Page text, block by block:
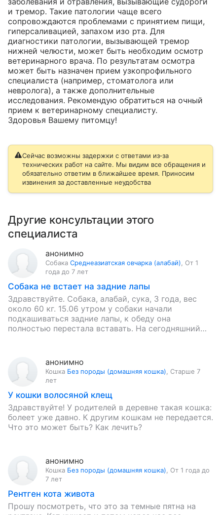
и тремор. Такие патологии чаще всего
сопровождаются проблемами с принятием пищи,
гиперсаливацией, запахом изо рта. Для
диагностики патологии, вызывающей тремор
нижней челюсти, может быть необходим осмотр
ветеринарного врача. По результатам осмотра
может быть назначен прием узкопрофильного
специалиста (например, стоматолога или
невролога), а также дополнительные
исследования. Рекомендую обратиться на очный
прием к ветеринарному специалисту.
Здоровья Вашему питомцу!
Сейчас возможны задержки с ответами из‑за
технических работ на сайте. Мы видим все обращения и
обязательно ответим в ближайшее время. Приносим
извинения за доставленные неудобства
Другие консультации этого
специалиста
анонимно
Собака Среднеазиатская овчарка (алабай)
От 1
года до 7 лет
Собака не встает на задние лапы
Здравствуйте. Собака, алабай, сука, 3 года, вес
около 60 кг. 15.06 утром у собаки начали
подкашиваться задние лапы, к обеду она
полностью перестала вставать. На сегодняшний
анонимно
Кошка Без породы (домашняя кошка)
Старше 7
лет
У кошки волосяной клещ
Здравствуйте! У родителей в деревне такая кошка:
болеет уже давно. К другим кошкам не передается.
Что это может быть? Как лечить?
анонимно
Кошка Без породы (домашняя кошка)
От 1 года до
7 лет
Рентген кота живота
Прошу посмотреть, что это за темные пятна на